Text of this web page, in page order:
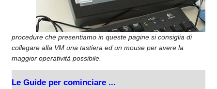
procedure che presentiamo in queste pagine si consiglia di
collegare alla VM una tastiera ed un mouse per avere la
maggior operatività possibile.
Le Guide per cominciare ...